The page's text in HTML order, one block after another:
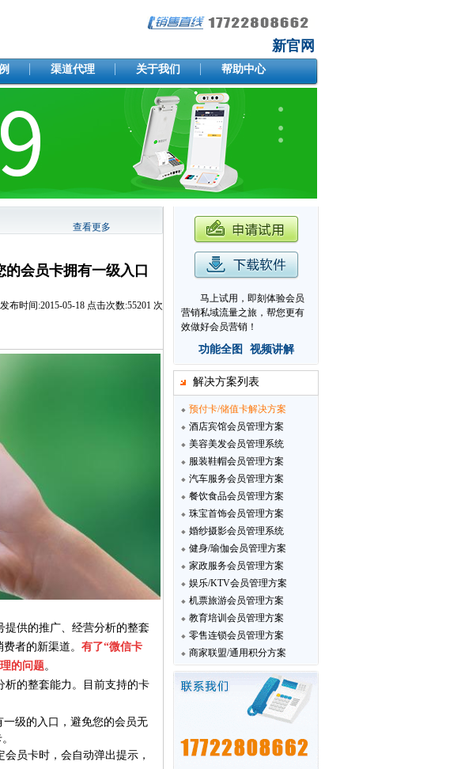
新官网
渠道代理 关于我们 帮助中心
查看更多
会员卡拥有一级入口
发布时间:2015-05-18 点击次数:55201 次
供的推广、经营分析的整套
者的新渠道。 有了“微信卡
的问题。
析的整套能力。目前支持的卡
级的入口，避免您的会员无
员卡时，会自动弹出提示，
马上试用，即刻体验会员
营销私域流量之旅，帮您更有
效做好会员营销！
功能全图 视频讲解
解决方案列表
预付卡/储值卡解决方案
酒店宾馆会员管理方案
美容美发会员管理系统
服装鞋帽会员管理方案
汽车服务会员管理方案
餐饮食品会员管理方案
珠宝首饰会员管理方案
婚纱摄影会员管理系统
健身/瑜伽会员管理方案
家政服务会员管理方案
娱乐/KTV会员管理方案
机票旅游会员管理方案
教育培训会员管理方案
零售连锁会员管理方案
商家联盟/通用积分方案